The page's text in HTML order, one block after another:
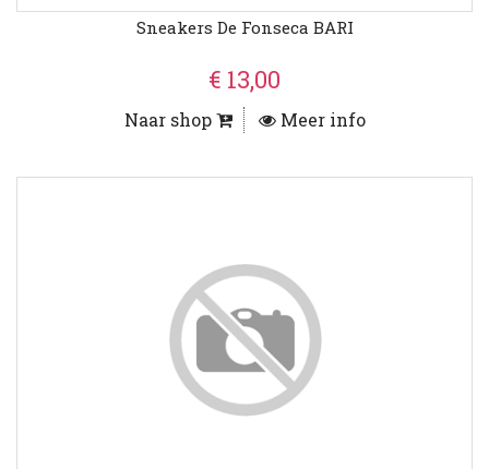
Sneakers De Fonseca BARI
€ 13,00
Naar shop Meer info